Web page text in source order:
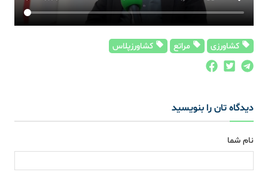
کشاورزی مراتع کشاورزپلاس
دیدگاه تان را بنویسید
نام شما